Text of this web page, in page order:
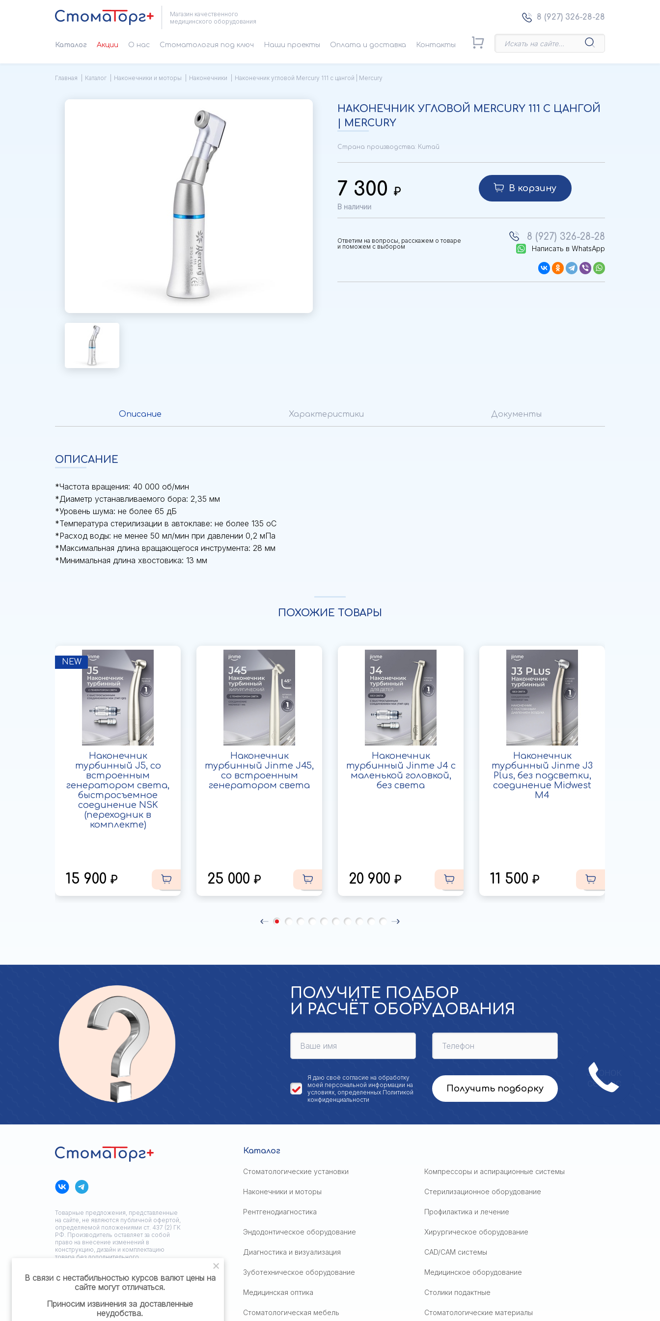
Магазин качественного
медицинского оборудования
8 (927) 326-28-28
Каталог Акции О нас Cтоматология под ключ Наши проекты Оплата и доставка Контакты
Главная Каталог Наконечники и моторы Наконечники Наконечник угловой Mercury 111 с цангой | Mercury
НАКОНЕЧНИК УГЛОВОЙ MERCURY 111 С ЦАНГОЙ
| MERCURY
Страна производства: Китай
7 300
В наличии
В корзину
Ответим на вопросы, расскажем о товаре
и поможем с выбором
8 (927) 326-28-28
Написать в WhatsApp
Описание Характеристики Документы
ОПИСАНИЕ
*Частота вращения: 40 000 об/мин
*Диаметр устанавливаемого бора: 2,35 мм
*Уровень шума: не более 65 дБ
*Температура стерилизации в автоклаве: не более 135 oC
*Расход воды: не менее 50 мл/мин при давлении 0,2 мПа
*Максимальная длина вращающегося инструмента: 28 мм
*Минимальная длина хвостовика: 13 мм
ПОХОЖИЕ ТОВАРЫ
NEW
Наконечник
турбинный J5, со
встроенным
генератором света,
быстросъемное
соединение NSK
(переходник в
комплекте)
15 900
Наконечник
турбинный Jinme J45,
со встроенным
генератором света
25 000
Наконечник
турбинный Jinme J4 с
маленькой головкой,
без света
20 900
Наконечник
турбинный Jinme J3
Plus, без подсветки,
соединение Midwest
M4
11 500
ПОЛУЧИТЕ ПОДБОР
И РАСЧЁТ ОБОРУДОВАНИЯ
Я даю своё согласие на обработку
моей персональной информации на
условиях, определенных Политикой
конфиденциальности
Получить подборку
Товарные предложения, представленные
на сайте, не являются публичной офертой,
определяемой положениями ст. 437 (2) ГК
РФ. Производитель оставляет за собой
право на внесение изменений в
конструкцию, дизайн и комплектацию
товара без дополнительного
Политика конфиденциальности
Разработка сайта: ЗЕДстудия
Каталог
Стоматологические установки Компрессоры и аспирационные системы
Наконечники и моторы Стерилизационное оборудование
Рентгенодиагностика Профилактика и лечение
Эндодонтическое оборудование Хирургическое оборудование
Диагностика и визуализация CAD/CAM системы
Зуботехническое оборудование Медицинское оборудование
Медицинская оптика Столики подактные
Стоматологическая мебель Стоматологические материалы
В связи с нестабильностью курсов валют цены на
сайте могут отличаться.
Приносим извинения за доставленные
неудобства.